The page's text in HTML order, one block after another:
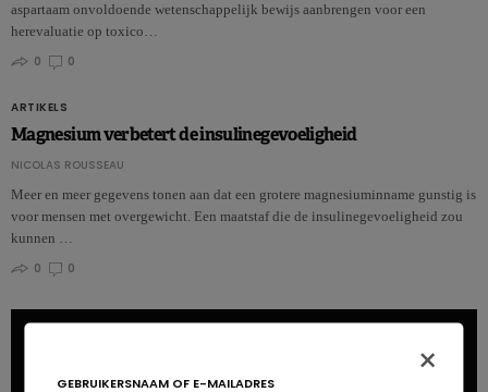
aspartaam onvoldoende wetenschappelijk bewijs aanbrengen voor een
herevaluatie op toxico…
0
0
ARTIKELS
Magnesium verbetert de insulinegevoeligheid
NICOLAS ROUSSEAU
Meer en meer gegevens tonen aan dat een grotere magnesiuminname gunstig is
voor mensen met overgewicht. Een maatstaf die de insulinegevoeligheid zou
kunnen …
0
0
×
GEBRUIKERSNAAM OF E-MAILADRES